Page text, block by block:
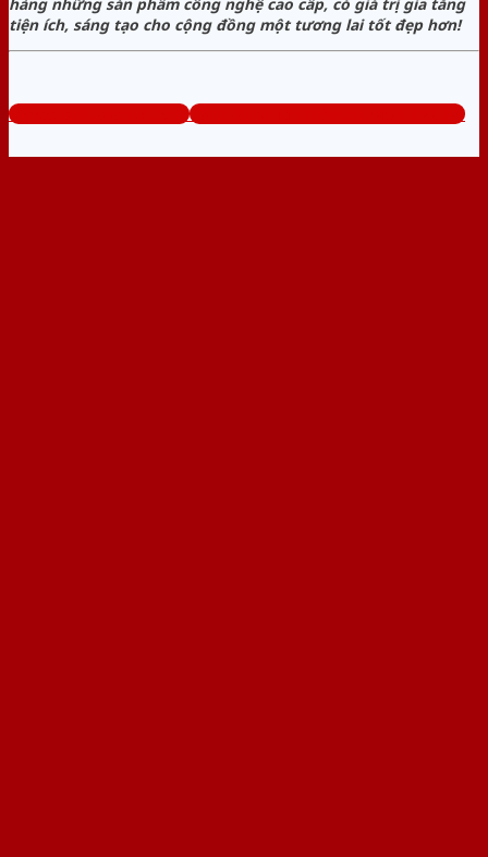
tiện ích, sáng tạo cho cộng đồng một tương lai tốt đẹp hơn!
www.cuanhuavango.com Tổng đài tư vấn miễn phí: 0824.400.400